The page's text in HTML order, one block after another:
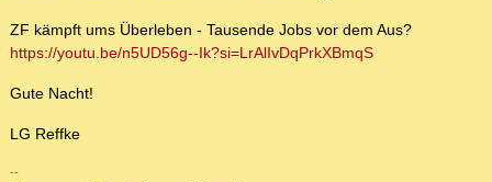
ZF kämpft ums Überleben - Tausende Jobs vor dem Aus?
https://youtu.be/n5UD56g--Ik?si=LrAlIvDqPrkXBmqS
Gute Nacht!
LG Reffke
--